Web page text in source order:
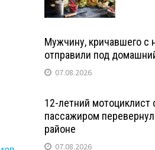
Мужчину, кричавшего с
отправили под
07.08.2026
12-летний мотоциклист
пассажиром
районе
07.08.2026